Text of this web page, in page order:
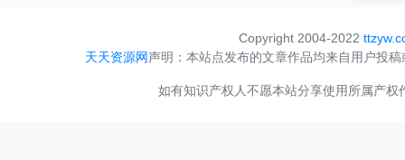
Copyright 2004-2022
天天资源网声明：本站点发布的文章作品均来自用户投
如有知识产权人不愿本站分享使用所属产